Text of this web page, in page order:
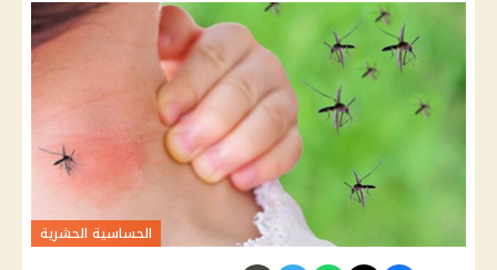
الحساسية الحشرية